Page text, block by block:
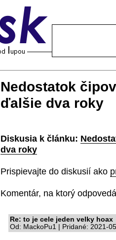
Nedostatok
ďalšie dva roky
Diskusia k článku:
dva roky
Prispievajte do diskusií ako
Komentár, na ktorý
Re: to je cele jeden velky hoax
Od: MackoPu1 | Pridané: 2021-